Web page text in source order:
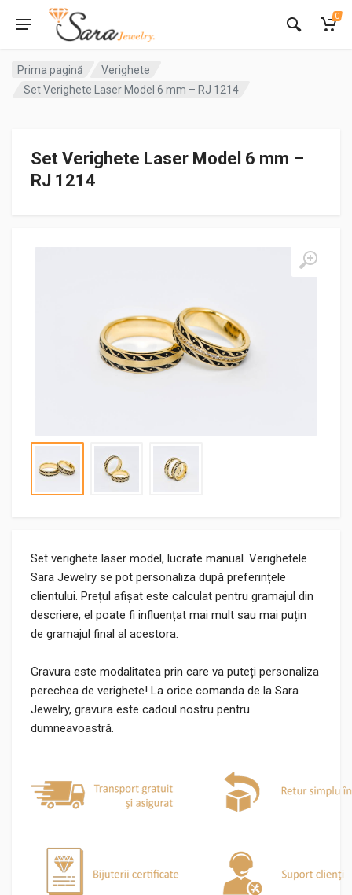
0
Prima pagină
Verighete
Set Verighete Laser Model 6 mm – RJ 1214
Set Verighete Laser Model 6 mm –
RJ 1214
Set verighete laser model, lucrate manual. Verighetele
Sara Jewelry se pot personaliza după preferințele
clientului. Prețul afișat este calculat pentru gramajul din
descriere, el poate fi influențat mai mult sau mai puțin
de gramajul final al acestora.
Gravura este modalitatea prin care va puteți personaliza
perechea de verighete! La orice comanda de la Sara
Jewelry, gravura este cadoul nostru pentru
dumneavoastră.